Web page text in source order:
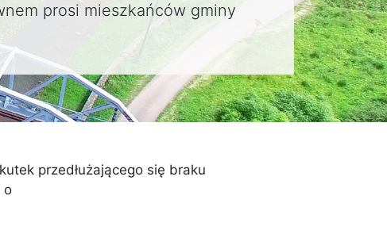
prosi mieszkańców gminy
przedłużającego się braku
o